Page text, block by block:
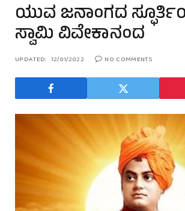
ಯುವ ಜನಾಂಗದ
ಸ್ವಾಮಿ ವಿವೇಕಾನಂದ
UPDATED: 12/01/2022 NO COMMENTS